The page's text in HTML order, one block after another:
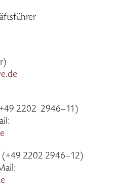
(+49 2202 2946–11)
(+49 2202 2946–12)